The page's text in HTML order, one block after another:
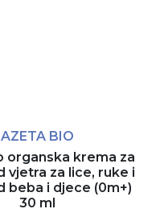
AZETA BIO
organska krema za
vjetra za lice, ruke i
beba i djece (0m+)
30 ml